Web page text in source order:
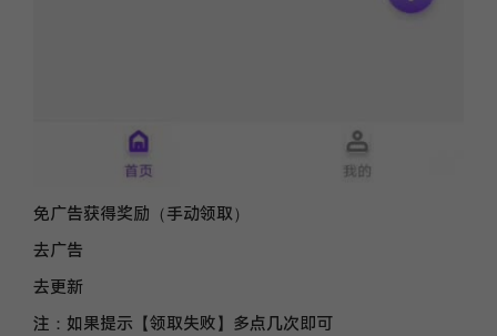
免广告获得奖励（手动领取）
去广告
去更新
注：如果提示【领取失败】多点几次即可